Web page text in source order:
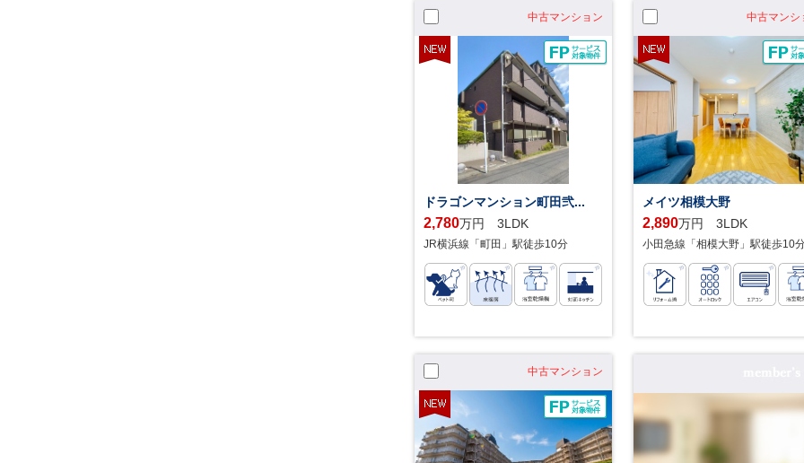
中古マンション
ドラゴンマンション町田弐...
2,780万円 3LDK
JR横浜線「町田」駅徒歩10分
中古マンシ
メイツ相模大野
2,890万円 3LDK
小田急線「相模大野」駅徒歩10
中古マンション